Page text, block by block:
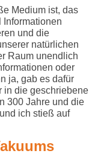
Medium ist, das
und die
natürlichen
Raum unendlich
oder
ja, gab es dafür
in die geschriebene
300 Jahre und die
ich stieß auf